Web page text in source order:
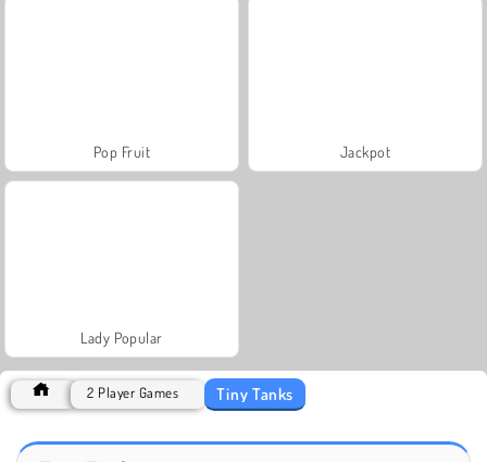
Pop Fruit Jackpot
Lady Popular
2 Player Games Tiny Tanks